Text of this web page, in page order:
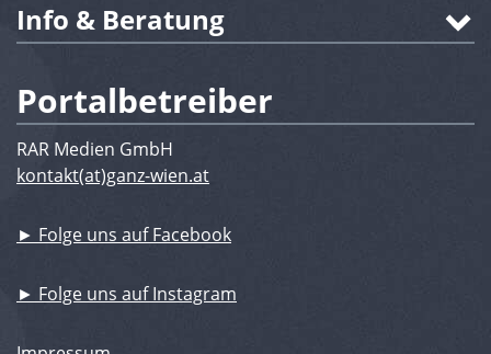
Info & Beratung
Portalbetreiber
RAR Medien GmbH
kontakt(at)ganz-wien.at
► Folge uns auf Facebook
► Folge uns auf Instagram